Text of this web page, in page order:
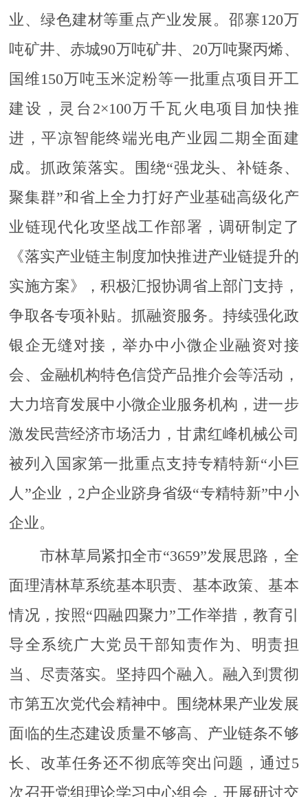
业、绿色建材等重点产业发展。邵寨120万
吨矿井、赤城90万吨矿井、20万吨聚丙烯、
国维150万吨玉米淀粉等一批重点项目开工
建设，灵台2×100万千瓦火电项目加快推
进，平凉智能终端光电产业园二期全面建
成。抓政策落实。围绕“强龙头、补链条、
聚集群”和省上全力打好产业基础高级化产
业链现代化攻坚战工作部署，调研制定了
《落实产业链主制度加快推进产业链提升的
实施方案》，积极汇报协调省上部门支持，
争取各专项补贴。抓融资服务。持续强化政
银企无缝对接，举办中小微企业融资对接
会、金融机构特色信贷产品推介会等活动，
大力培育发展中小微企业服务机构，进一步
激发民营经济市场活力，甘肃红峰机械公司
被列入国家第一批重点支持专精特新“小巨
人”企业，2户企业跻身省级“专精特新”中小
企业。
市林草局紧扣全市“3659”发展思路，全
面理清林草系统基本职责、基本政策、基本
情况，按照“四融四聚力”工作举措，教育引
导全系统广大党员干部知责作为、明责担
当、尽责落实。坚持四个融入。融入到贯彻
市第五次党代会精神中。围绕林果产业发展
面临的生态建设质量不够高、产业链条不够
长、改革任务还不彻底等突出问题，通过5
次召开党组理论学习中心组会，开展研讨交